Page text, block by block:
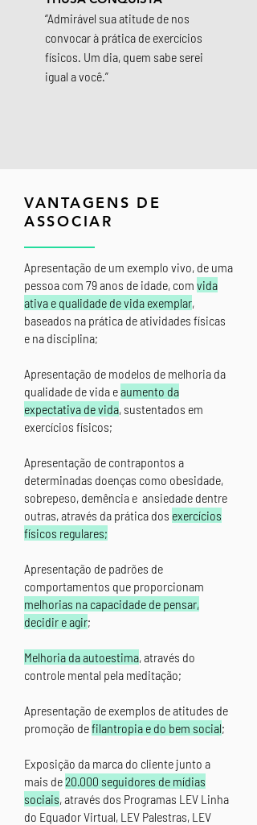
“Admirável sua atitude de nos
convocar à prática de exercícios
físicos. Um dia, quem sabe serei
igual a você.”
VANTAGENS DE
ASSOCIAR
Apresentação de um exemplo vivo, de uma
pessoa com 79 anos de idade, com vida
ativa e qualidade de vida exemplar,
baseados na prática de atividades físicas
e na disciplina;
Apresentação de modelos de melhoria da
qualidade de vida eaumento da
expectativa de vida, sustentados em
exercícios físicos;
Apresentação de contrapontos a
determinadas doenças como obesidade,
sobrepeso, demência e ansiedade dentre
outras, através da prática dos exercícios
físicos regulares;
Apresentação de padrões de
comportamentos que proporcionam
melhorias na capacidade de pensar,
decidir e agir;
Melhoria da autoestima, através do
controle mental pela meditação;
Apresentação de exemplos de atitudes de
promoção defilantropia e do bem social;
Exposição da marca do cliente junto a
mais de20.000 seguidores de mídias
sociais, através dos Programas LEV Linha
do Equador Virtual, LEV Palestras, LEV